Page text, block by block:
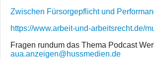
Zwischen Fürsorgepflicht und
https://www.arbeit-und-arbeitsrecht.de/
Fragen rundum das Thema Podcast
aua.anzeigen@hussmedien.de